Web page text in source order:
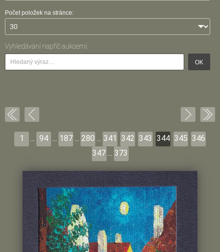
Počet položek na stránce:
Vyhledávání napříč aukcemi:
OK
1 ... 94 ... 187 ... 280 ... 341 342 343 344 345 346
347 ... 373